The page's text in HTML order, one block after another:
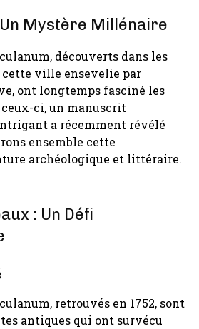
Mystère Millénaire
découverts dans les
cette ville ensevelie par
ont longtemps fasciné les
ci, un manuscrit
a récemment révélé
ensemble cette
archéologique et littéraire.
: Un Défi
retrouvés en 1752, sont
antiques qui ont survécu